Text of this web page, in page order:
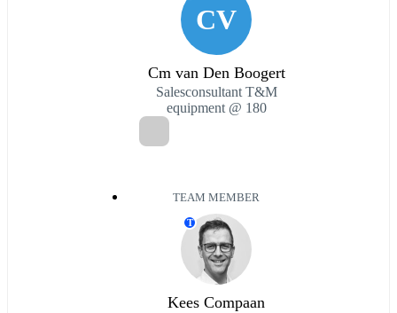
CV
Cm van Den Boogert
Salesconsultant T&M
equipment @ 180
TEAM MEMBER
T
Kees Compaan